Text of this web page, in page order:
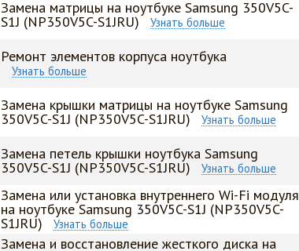
Замена матрицы на ноутбуке Samsung 350V5C-
S1J (NP350V5C-S1JRU) Узнать больше
Ремонт элементов корпуса ноутбука
Узнать больше
Замена крышки матрицы на ноутбуке Samsung
350V5C-S1J (NP350V5C-S1JRU) Узнать больше
Замена петель крышки ноутбука Samsung
350V5C-S1J (NP350V5C-S1JRU) Узнать больше
Замена или установка внутреннего Wi-Fi модуля
на ноутбуке Samsung 350V5C-S1J (NP350V5C-
S1JRU) Узнать больше
Замена и восстановление жесткого диска на